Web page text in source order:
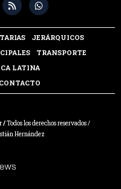
JERÁRQUICOS
TRANSPORTE
LATINA
CONTACTO
/Todos los derechos reservados /
Hernández